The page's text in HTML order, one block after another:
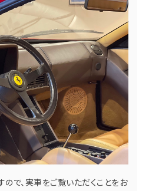
で、実車をご覧いただくことをお